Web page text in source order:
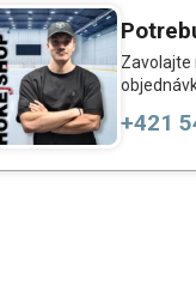
Zavolajte
+421